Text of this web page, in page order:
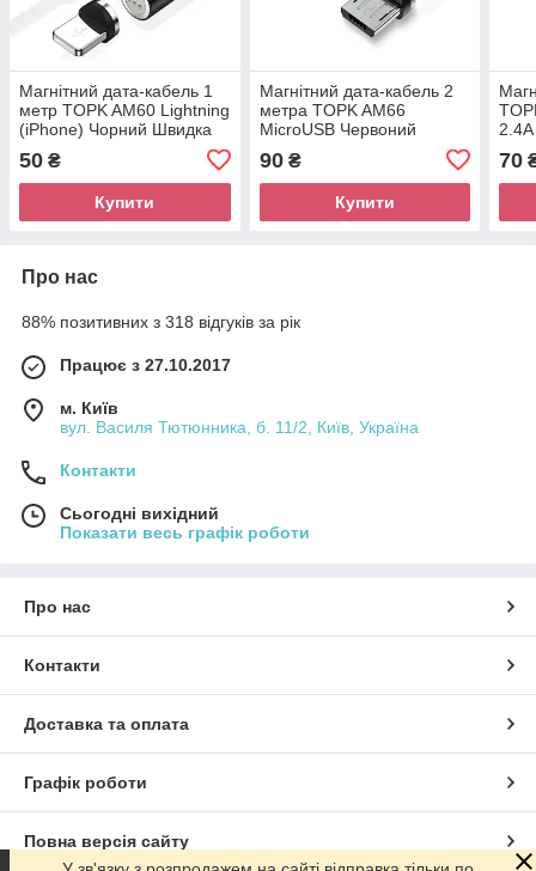
Магнітний дата-кабель 1
метр TOPK AM60 Lightning
(iPhone) Чорний Швидка
зарядка QC3.0 + передача
даних 360°
50 ₴
Купити
Магнітний дата-кабель 2
метра TOPK AM66
MicroUSB Червоний
передача даних
ПОВОРОТНИЙ
90₴
Купити
70
Про нас
88% позитивних з 318 відгуків за рік
Працює з 27.10.2017
м. Київ
вул. Василя Тютюнника, б. 11/2, Київ, Україна
Контакти
Сьогодні вихідний
Показати весь графік роботи
Про нас
Контакти
Доставка та оплата
Графік роботи
Повна версія сайту